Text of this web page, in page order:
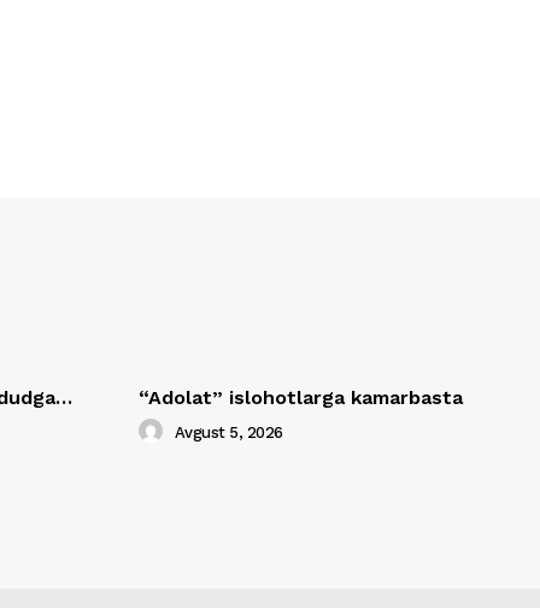
“Adolat” islohotlarga kamarbasta
Avgust 5, 2026